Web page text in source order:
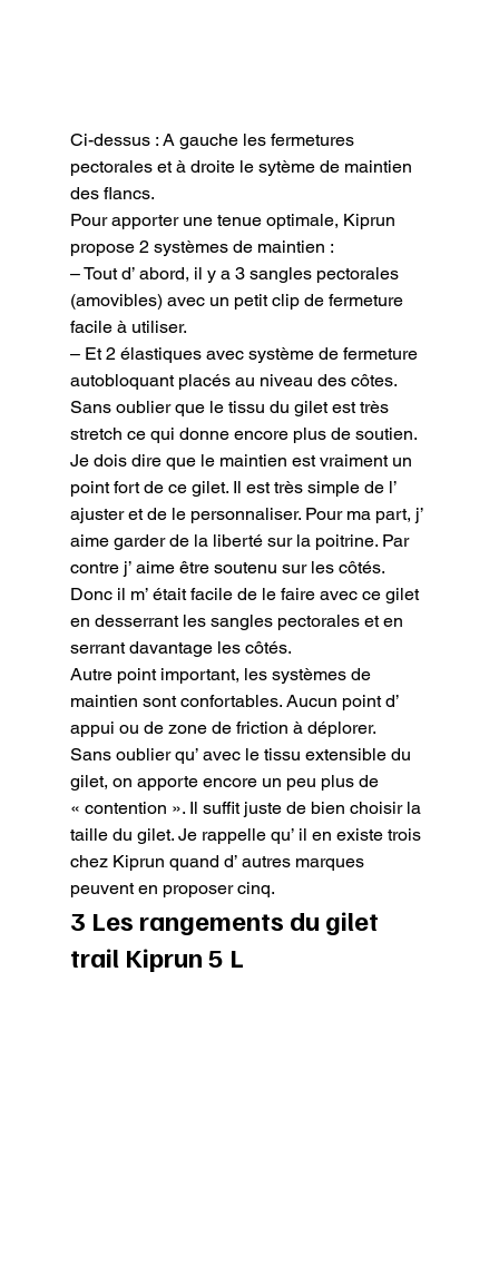
Ci-dessus : A gauche les fermetures
pectorales et à droite le sytème de maintien
des flancs.
Pour apporter une tenue optimale, Kiprun
propose 2 systèmes de maintien :
– Tout d’ abord, il y a 3 sangles pectorales
(amovibles) avec un petit clip de fermeture
facile à utiliser.
– Et 2 élastiques avec système de fermeture
autobloquant placés au niveau des côtes.
Sans oublier que le tissu du gilet est très
stretch ce qui donne encore plus de soutien.
Je dois dire que le maintien est vraiment un
point fort de ce gilet. Il est très simple de l’
ajuster et de le personnaliser. Pour ma part, j’
aime garder de la liberté sur la poitrine. Par
contre j’ aime être soutenu sur les côtés.
Donc il m’ était facile de le faire avec ce gilet
en desserrant les sangles pectorales et en
serrant davantage les côtés.
Autre point important, les systèmes de
maintien sont confortables. Aucun point d’
appui ou de zone de friction à déplorer.
Sans oublier qu’ avec le tissu extensible du
gilet, on apporte encore un peu plus de
« contention ». Il suffit juste de bien choisir la
taille du gilet. Je rappelle qu’ il en existe trois
chez Kiprun quand d’ autres marques
peuvent en proposer cinq.
3 Les rangements du gilet
trail Kiprun 5 L